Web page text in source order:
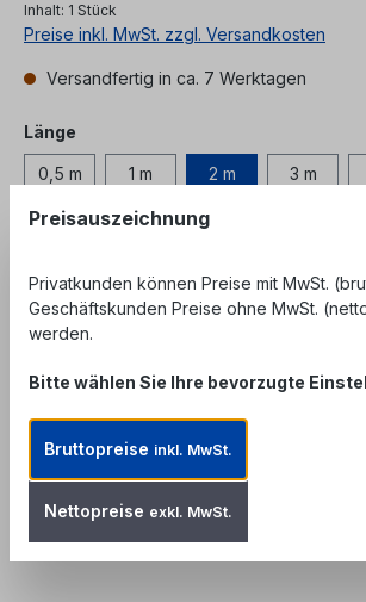
Inhalt: 1 Stück
Preise inkl. MwSt. zzgl. Versandkosten
Versandfertig in ca. 7 Werktagen
Länge
0,5 m 1 m 2 m 3 m
10 m 15 m 20 m
Unser Angebot richtet sich
Geschäftskunden, Behörden
Einrichtungen. Kein Verkauf an
Produkt Anzahl: Gib den
Zum Merkzettel hinzufügen
Produktnummer:FPC-E2E2D92-2
Preisauszeichnung
Privatkunden können Preise mit MwSt.
Geschäftskunden Preise ohne MwSt.
werden.
Bitte wählen Sie Ihre bevorzugte
Bruttopreise inkl. MwSt.
Nettopreise exkl. MwSt.